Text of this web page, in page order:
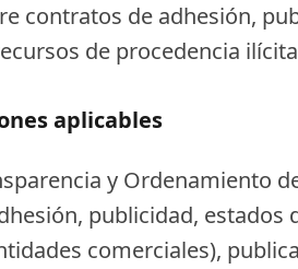
contratos de adhesión,
de procedencia
aplicables
y Ordenamiento
publicidad, estados
comerciales),